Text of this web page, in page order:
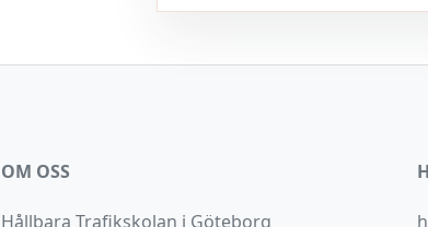
OM OSS
Hållbara Trafikskolan i Göteborg